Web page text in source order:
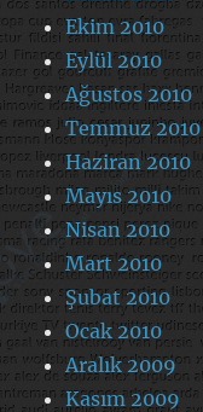
Ekim 2010
Eylül 2010
Ağustos 2010
Temmuz 2010
Haziran 2010
Mayıs 2010
Nisan 2010
Mart 2010
Şubat 2010
Ocak 2010
Aralık 2009
Kasım 2009